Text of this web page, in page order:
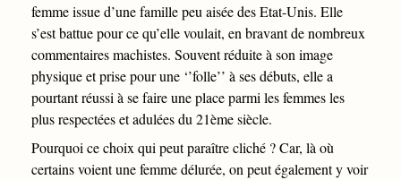
femme issue d’une famille peu aisée des Etat-Unis. Elle
s’est battue pour ce qu’elle voulait, en bravant de nombreux
commentaires machistes. Souvent réduite à son image
physique et prise pour une ‘’folle’’ à ses débuts, elle a
pourtant réussi à se faire une place parmi les femmes les
plus respectées et adulées du 21ème siècle.
Pourquoi ce choix qui peut paraître cliché ? Car, là où
certains voient une femme délurée, on peut également y voir